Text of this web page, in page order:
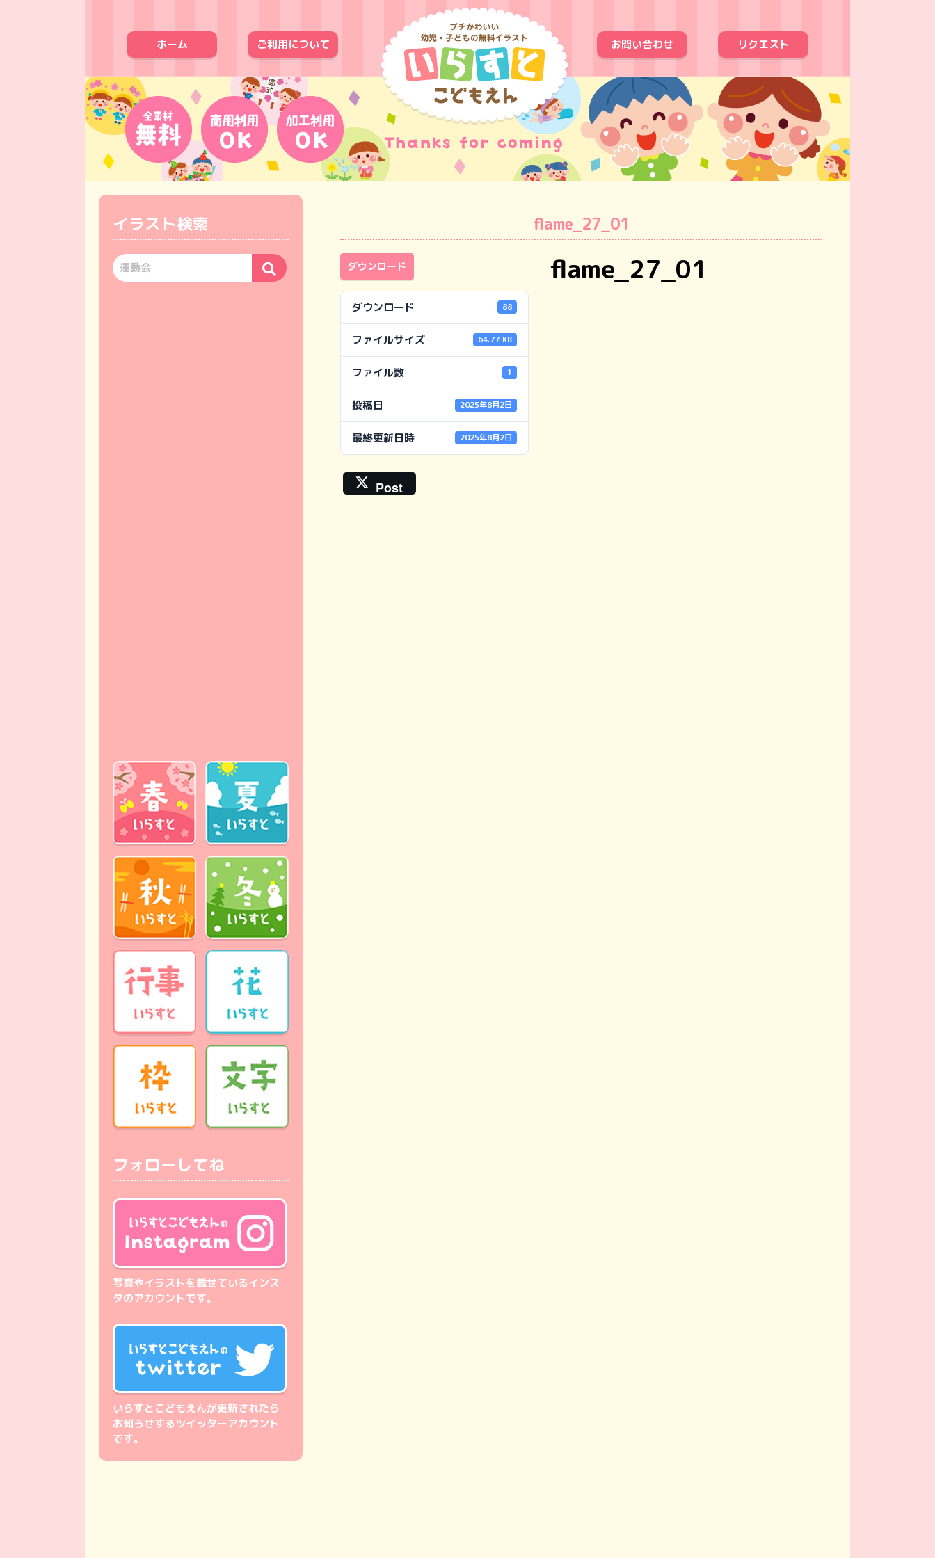
ホーム ご利用について お問い合わせ リクエスト
イラスト検索
フォローしてね
写真やイラストを載せているインス
タのアカウントです。
いらすとこどもえんが更新されたら
お知らせするツイッターアカウント
です。
flame_27_01
ダウンロード
ダウンロード 88
ファイルサイズ 64.77 KB
ファイル数 1
投稿日 2025年8月2日
最終更新日時 2025年8月2日
flame_27_01
Post